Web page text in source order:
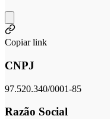
Copiar link
CNPJ
97.520.340/0001-85
Razão Social